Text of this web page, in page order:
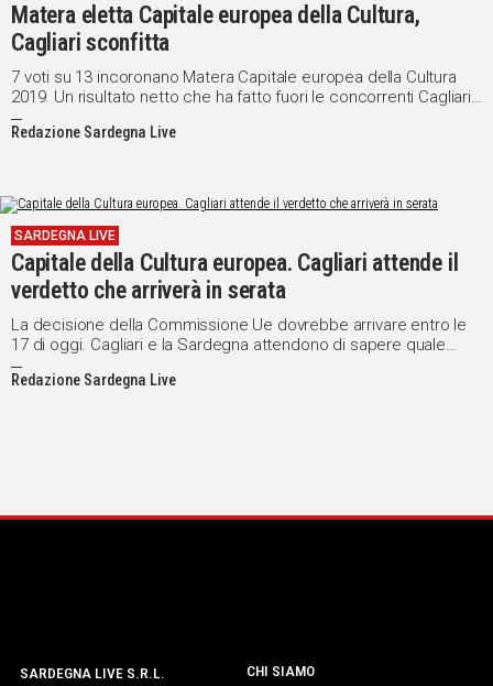
Matera eletta Capitale europea della Cultura,
Cagliari sconfitta
7 voti su 13 incoronano Matera Capitale europea della Cultura
2019. Un risultato netto che ha fatto fuori le concorrenti Cagliari,
Siena, Perugia-Assisi, Lecce e Ravenna.
Redazione Sardegna Live
SARDEGNA LIVE
Capitale della Cultura europea. Cagliari attende il
verdetto che arriverà in serata
La decisione della Commissione Ue dovrebbe arrivare entro le
17 di oggi. Cagliari e la Sardegna attendono di sapere quale
città sarà eletta Capitale europea della Cultura 2019. In finale,
oltre al capoluogo sardo, sono arrivate Siena, Matera, Lecce,
Redazione Sardegna Live
SARDEGNA LIVE S.R.L. CHI SIAMO